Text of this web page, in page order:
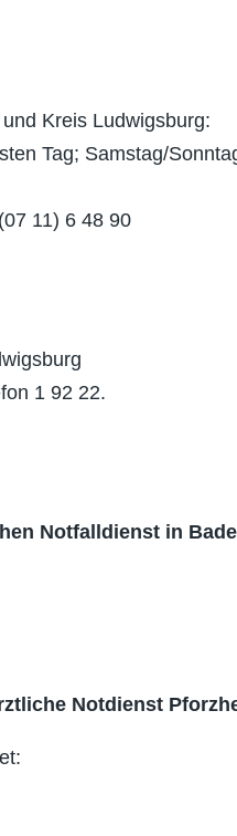
Kreis Ludwigsburg:
Tag; Samstag/
11) 6 48 90
1 92 22.
Notfalldienst in
Notdienst